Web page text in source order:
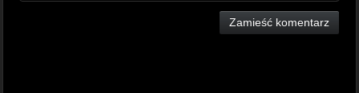
Zamieść komentarz